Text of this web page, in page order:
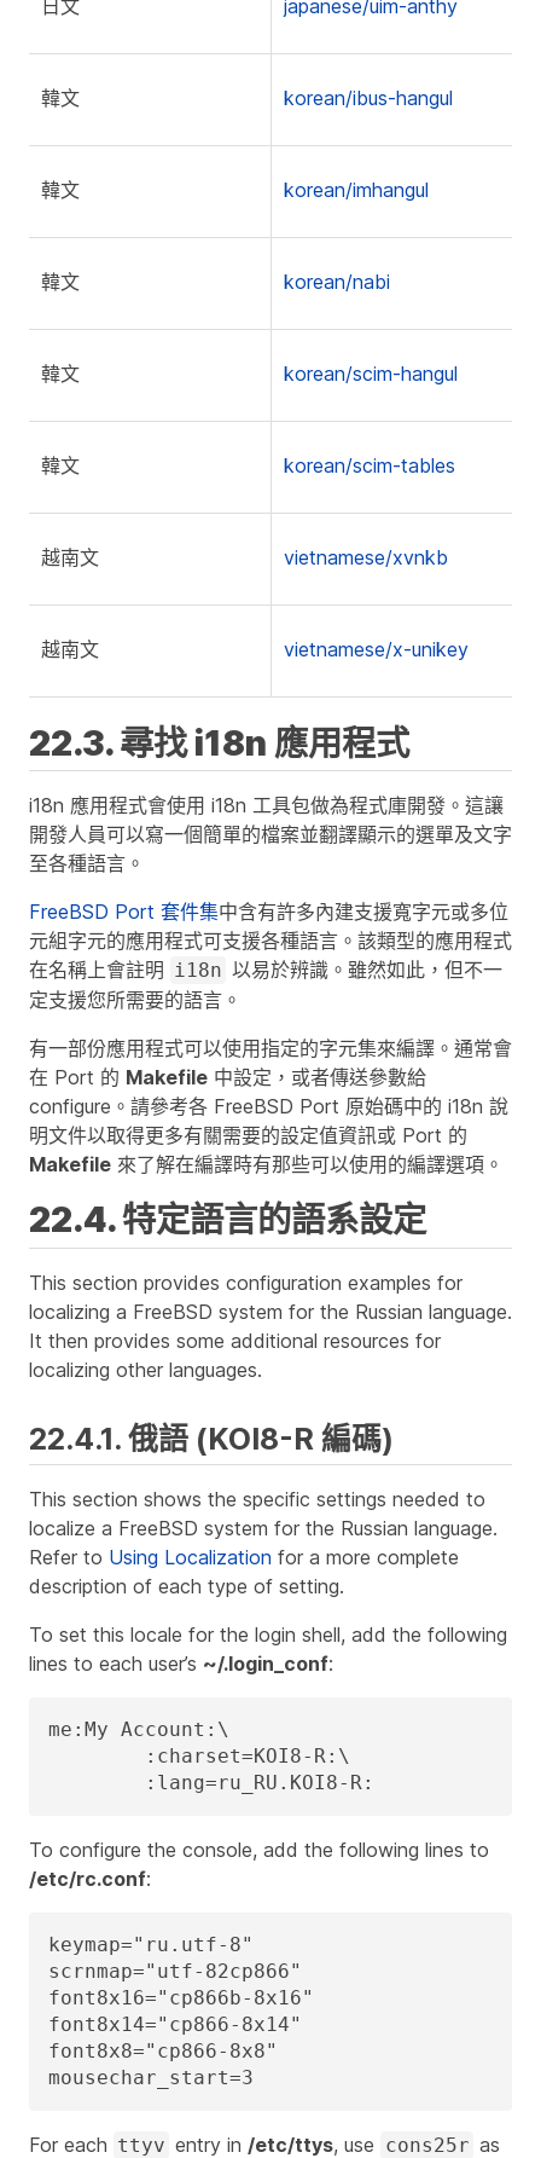
日文 japanese/uim-anthy
韓文 korean/ibus-hangul
韓文 korean/imhangul
韓文 korean/nabi
韓文 korean/scim-hangul
韓文 korean/scim-tables
越南文 vietnamese/xvnkb
越南文 vietnamese/x-unikey
22.3. 尋找 i18n 應用程式
i18n 應用程式會使用 i18n 工具包做為程式庫開發。這讓
開發人員可以寫一個簡單的檔案並翻譯顯示的選單及文字
至各種語言。
FreeBSD Port 套件集中含有許多內建支援寬字元或多位
元組字元的應用程式可支援各種語言。該類型的應用程式
在名稱上會註明 i18n 以易於辨識。雖然如此，但不一
定支援您所需要的語言。
有一部份應用程式可以使用指定的字元集來編譯。通常會
在 Port 的 Makefile 中設定，或者傳送參數給
configure。請參考各 FreeBSD Port 原始碼中的 i18n 說
明文件以取得更多有關需要的設定值資訊或 Port 的
Makefile 來了解在編譯時有那些可以使用的編譯選項。
22.4. 特定語言的語系設定
This section provides configuration examples for
localizing a FreeBSD system for the Russian language.
It then provides some additional resources for
localizing other languages.
22.4.1. 俄語 (KOI8-R 編碼)
This section shows the specific settings needed to
localize a FreeBSD system for the Russian language.
Refer to Using Localization for a more complete
description of each type of setting.
To set this locale for the login shell, add the following
lines to each user’s ~/.login_conf:
me:My Account:\
	:lang=ru_RU.KOI8-R:
To configure the console, add the following lines to
/etc/rc.conf:
keymap="ru.utf-8"
scrnmap="utf-82cp866"
font8x16="cp866b-8x16"
font8x14="cp866-8x14"
font8x8="cp866-8x8"
mousechar_start=3
For each ttyv entry in /etc/ttys, use cons25r as